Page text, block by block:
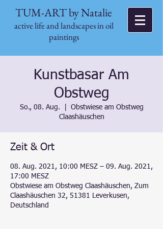
TUM-ART by Natalie
active life and landscapes in oil
paintings
Kunstbasar Am
Obstweg
So., 08. Aug.
Obstwiese am Obstweg
Claashäuschen
Zeit & Ort
08. Aug. 2021, 10:00 MESZ – 09. Aug. 2021,
17:00 MESZ
Obstwiese am Obstweg Claashäuschen, Zum
Claashäuschen 32, 51381 Leverkusen,
Deutschland